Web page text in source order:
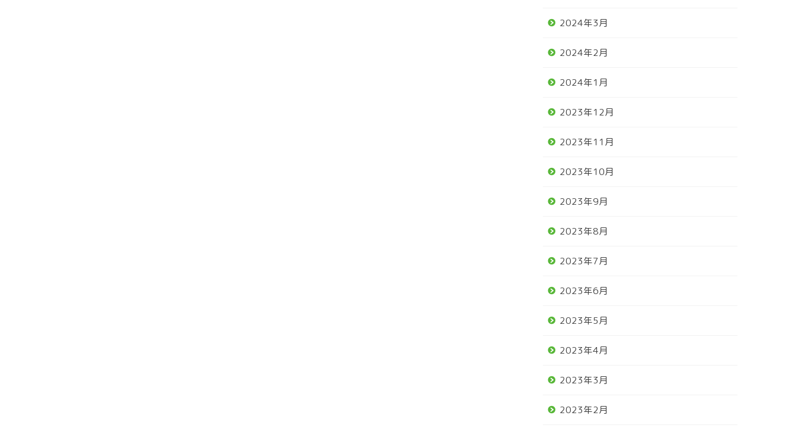
2024年3月
2024年2月
2024年1月
2023年12月
2023年11月
2023年10月
2023年9月
2023年8月
2023年7月
2023年6月
2023年5月
2023年4月
2023年3月
2023年2月